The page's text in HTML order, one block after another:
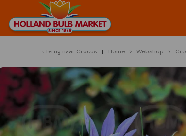
Terug naar Crocus Home Webshop